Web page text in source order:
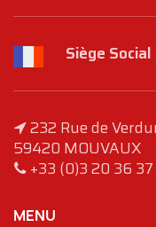
Siège Social
232 Rue de
59420 MOUVAUX
+33 (0)3 20 36
MENU